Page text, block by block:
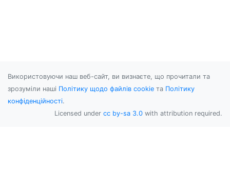
Використовуючи наш веб-сайт, ви визнаєте, що прочитали та
зрозуміли наші Політику щодо файлів cookie та Політику
конфіденційності.
Licensed under cc by-sa 3.0 with attribution required.